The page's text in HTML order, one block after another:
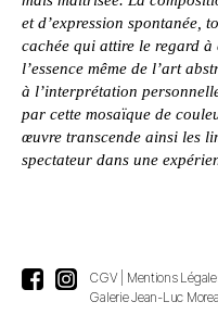
et d’expression spontanée,
cachée qui attire le regard
l’essence même de l’art
à l’interprétation
par cette mosaïque de
œuvre transcende ainsi les
spectateur dans une
CGV| Mentions
Galerie Jean-Luc